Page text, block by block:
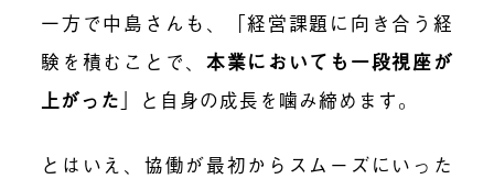
一方で中島さんも、「経営課題に向き合う経
験を積むことで、 本業においても一段視座が
上がった 」と自身の成長を噛み締めます。
とはいえ、協働が最初からスムーズにいった